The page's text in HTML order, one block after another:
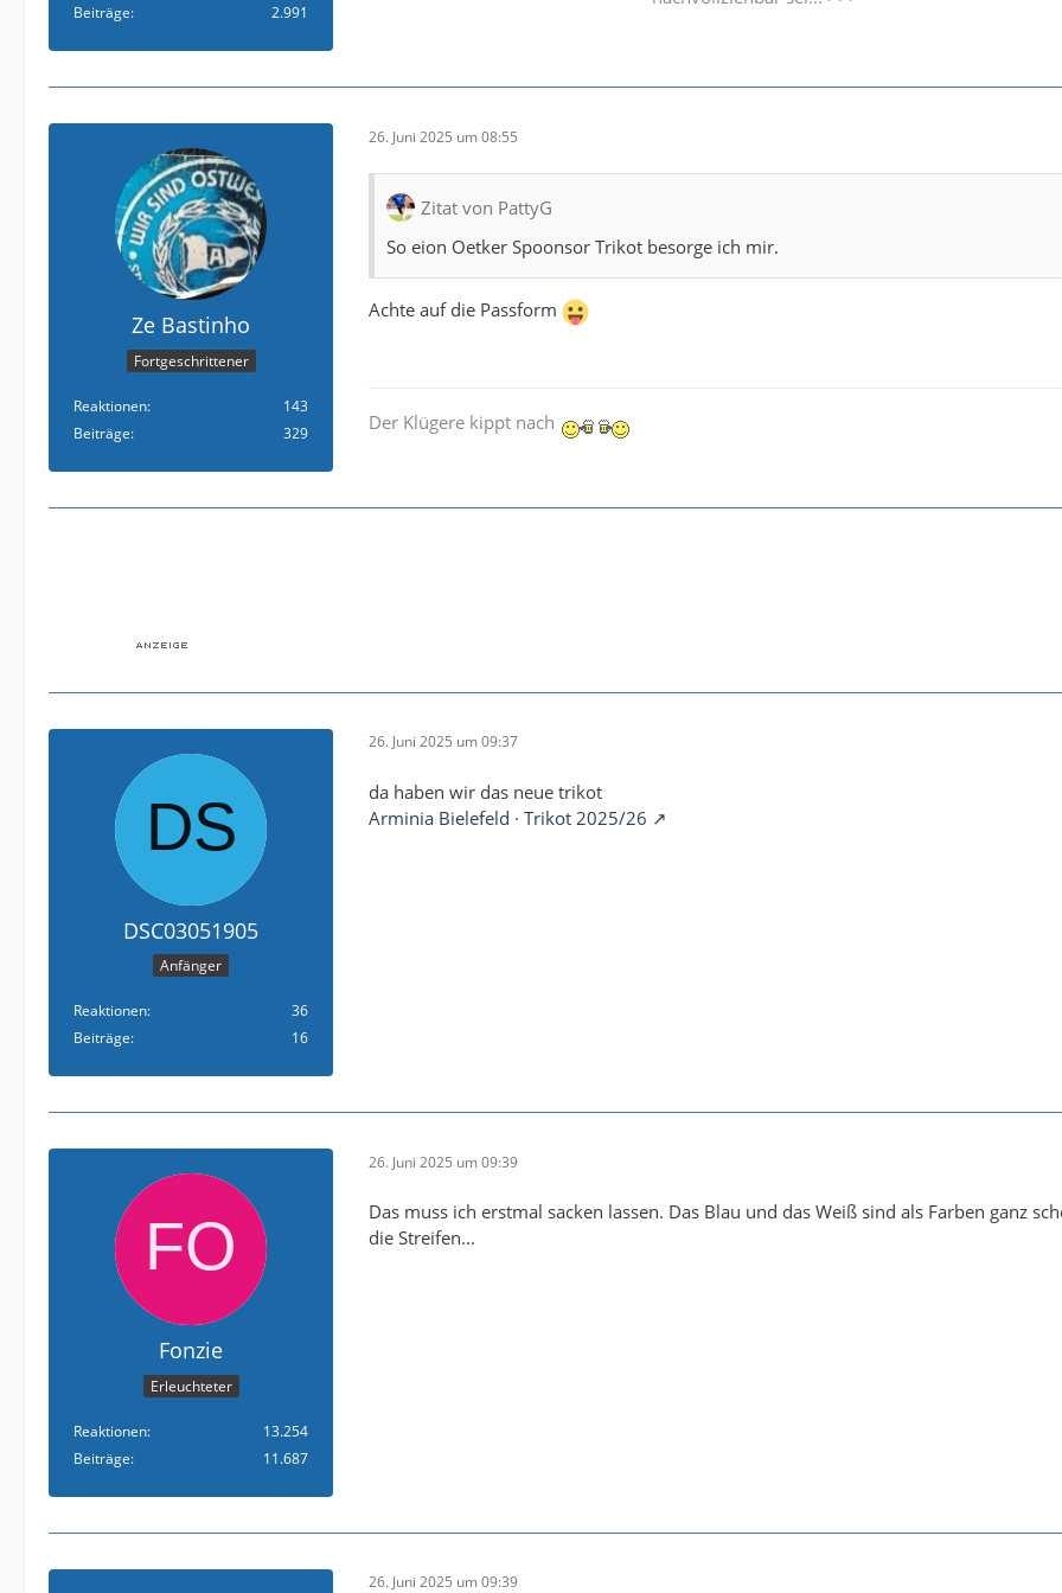
Beiträge 2.991
Ze Bastinho
Fortgeschrittener
Reaktionen
143
Beiträge
329
26. Juni 2025 um 08:55
Zitat von PattyG
So eion Oetker Spoonsor Trikot besorge ich mir.
Achte auf die Passform
Der Klügere kippt nach
DSC03051905
Anfänger
Reaktionen
36
Beiträge
16
26. Juni 2025 um 09:37
da haben wir das neue trikot
Arminia Bielefeld · Trikot 2025/26
Fonzie
Erleuchteter
Reaktionen
13.254
Beiträge
11.687
26. Juni 2025 um 09:39
Das muss ich erstmal sacken lassen. Das Blau und das Weiß sind als Farben ganz
die Streifen...
26. Juni 2025 um 09:39